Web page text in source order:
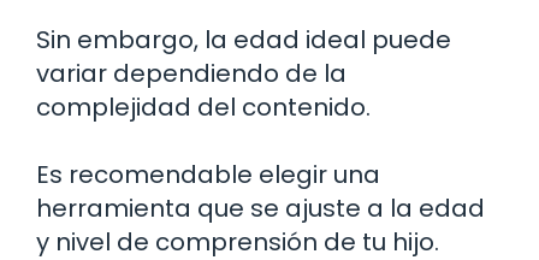
Sin embargo, la edad ideal puede
variar dependiendo de la
complejidad del contenido.
Es recomendable elegir una
herramienta que se ajuste a la edad
y nivel de comprensión de tu hijo.